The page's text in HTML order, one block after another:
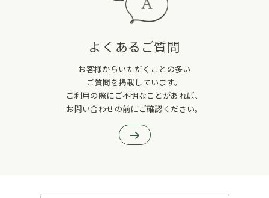
よくあるご質問
お客様からいただくことの多い
ご質問を掲載しています。
ご利用の際にご不明なことがあれば、
お問い合わせの前にご確認ください。